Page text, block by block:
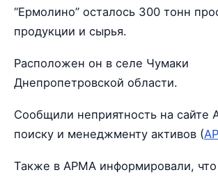
“Ермолино” осталось 300 тонн
продукции и сырья.
Расположен он в селе Чумаки
Днепропетровской области.
Сообщили неприятность на сайте
поиску и менеджменту активов (
Также в АРМА информировали,